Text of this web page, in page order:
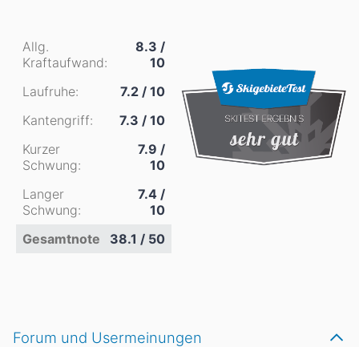
Allg.
Kraftaufwand:
8.3 /
10
Laufruhe:
7.2 / 10
Kantengriff:
7.3 / 10
Kurzer
Schwung:
7.9 /
10
Langer
Schwung:
7.4 /
10
Gesamtnote
38.1 / 50
Forum und Usermeinungen